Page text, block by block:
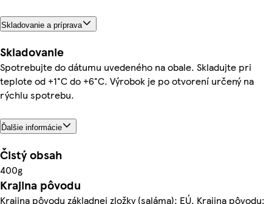
Skladovanie a príprava
Skladovanie
Spotrebujte do dátumu uvedeného na obale. Skladujte pri
teplote od +1°C do +6°C. Výrobok je po otvorení určený na
rýchlu spotrebu.
Ďalšie informácie
Čistý obsah
400g
Krajina pôvodu
Krajina pôvodu základnej zložky (saláma): EÚ. Krajina pôvodu: